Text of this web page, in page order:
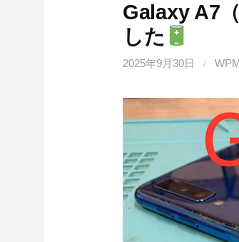
Galaxy A7
した
2025年9月30日 /